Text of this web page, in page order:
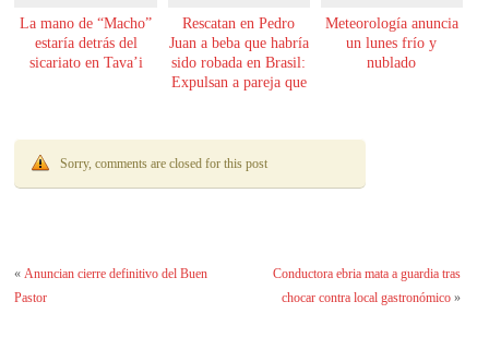
La mano de “Macho”
estaría detrás del
sicariato en Tava’i
Rescatan en Pedro
Juan a beba que habría
sido robada en Brasil:
Expulsan a pareja que
Meteorología anuncia
un lunes frío y
nublado
Sorry, comments are closed for this post
«Anuncian cierre definitivo del Buen
Pastor
Conductora ebria mata a guardia tras
chocar contra local gastronómico»